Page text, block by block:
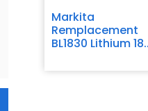
Markita
Remplacement
BL1830 Lithium